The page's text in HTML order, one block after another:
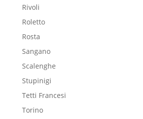
Rivoli
Roletto
Rosta
Sangano
Scalenghe
Stupinigi
Tetti Francesi
Torino